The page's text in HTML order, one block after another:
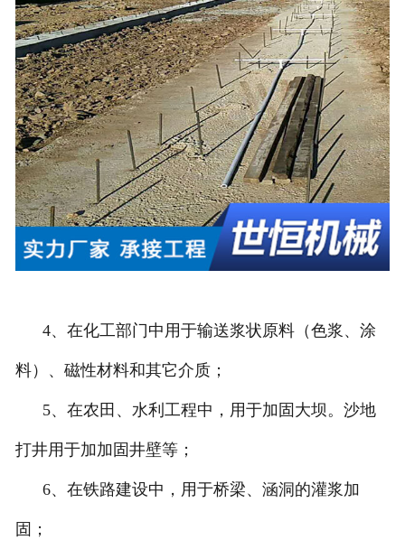
4、在化工部门中用于输送浆状原料（色浆、涂
料）、磁性材料和其它介质；
5、在农田、水利工程中，用于加固大坝。沙地
打井用于加加固井壁等；
6、在铁路建设中，用于桥梁、涵洞的灌浆加
固；